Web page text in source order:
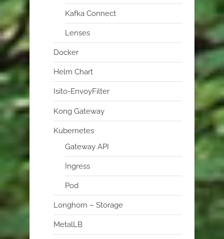
Kafka Connect
Lenses
Docker
Helm Chart
Isito-EnvoyFilter
Kong Gateway
Kubernetes
Gateway API
Ingress
Pod
Longhorn – Storage
MetalLB